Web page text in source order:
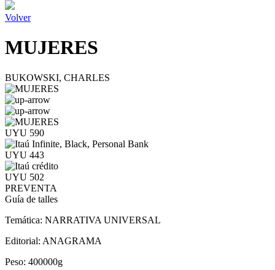
Volver
MUJERES
BUKOWSKI, CHARLES
UYU 590
UYU 443
UYU 502
PREVENTA
Guía de talles
Temática: NARRATIVA UNIVERSAL
Editorial: ANAGRAMA
Peso: 400000g